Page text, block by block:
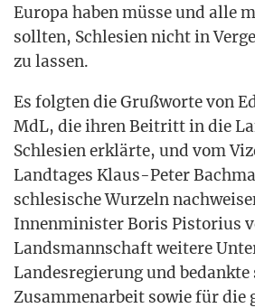
Euro­pa haben müs­se und alle
soll­ten, Schle­si­en nicht in
zu lassen.
Es folg­ten die Gruß­wor­te von
MdL, die ihren Bei­tritt in die
Schle­si­en erklär­te, und vom
Land­ta­ges Klaus-Peter
schle­si­sche Wur­zeln
Innen­mi­nis­ter Boris Pis­to­ri­us
Lands­mann­schaft wei­te­re
Lan­des­re­gie­rung und
Zusam­men­ar­beit sowie für die